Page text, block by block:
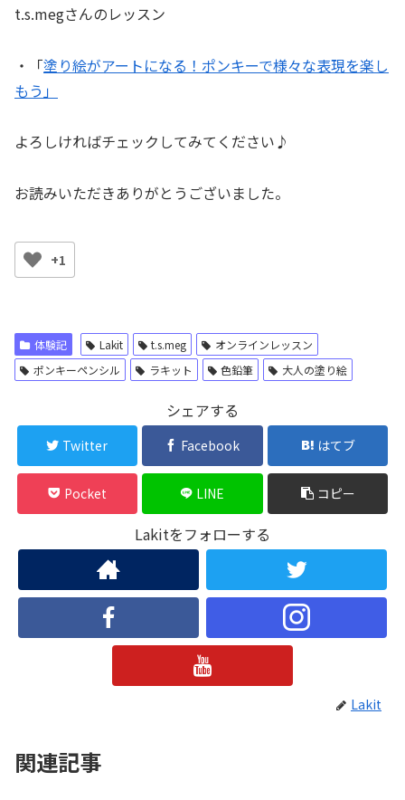
t.s.megさんのレッスン
・「塗り絵がアートになる！ポンキーで様々な表現を楽し
もう 」
よろしければチェックしてみてください♪
お読みいただきありがとうございました。
+1
体験記 Lakit t.s.meg
オンラインレッスン
ポンキーペンシル
ラキット 色鉛筆 大人の塗り絵
シェアする
Twitter Facebook はてブ
Pocket LINE コピー
Lakitをフォローする
Lakit
関連記事